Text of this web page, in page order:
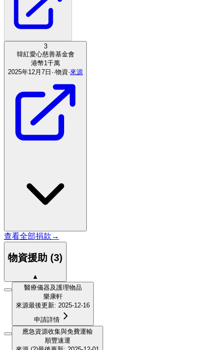
3
韓紅愛心慈善基金會
港幣1千萬
2025年12月7日 ··物資·來源
查看全部捐款 →
物資援助 (3)
▲
醫療儀器及護理物品
樂康軒
來源最後更新: 2025-12-16
申請詳情
應急資源收集與免費運輸
順豐速運